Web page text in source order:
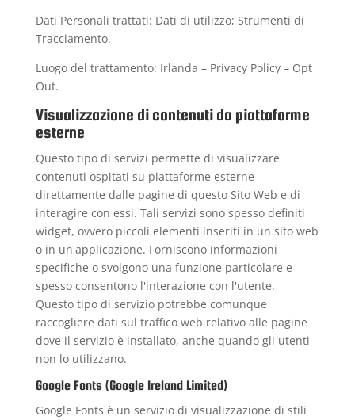
Dati Personali trattati: Dati di utilizzo; Strumenti di
Tracciamento.
Luogo del trattamento: Irlanda – Privacy Policy– Opt
Out.
Visualizzazione di contenuti da piattaforme
esterne
Questo tipo di servizi permette di visualizzare
contenuti ospitati su piattaforme esterne
direttamente dalle pagine di questo Sito Web e di
interagire con essi. Tali servizi sono spesso definiti
widget, ovvero piccoli elementi inseriti in un sito web
o in un'applicazione. Forniscono informazioni
specifiche o svolgono una funzione particolare e
spesso consentono l'interazione con l'utente.
Questo tipo di servizio potrebbe comunque
raccogliere dati sul traffico web relativo alle pagine
dove il servizio è installato, anche quando gli utenti
non lo utilizzano.
Google Fonts (Google Ireland Limited)
Google Fonts è un servizio di visualizzazione di stili